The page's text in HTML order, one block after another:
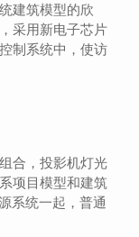
建筑模型的欣
采用新电子芯片
制系统中，使访
合，投影机灯光
项目模型和建筑
系统一起，普通